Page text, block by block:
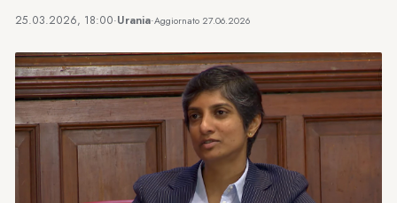
25.03.2026, 18:00·Urania·Aggiornato 27.06.2026